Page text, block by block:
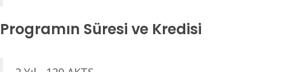
Programın Süresi ve Kredisi